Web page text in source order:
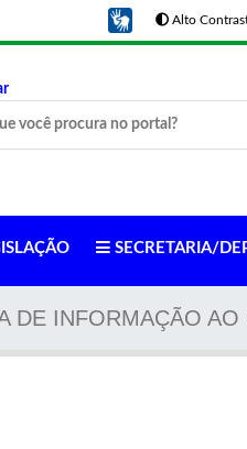
Alto
SECRETARIA/
DE INFORMAÇÃO